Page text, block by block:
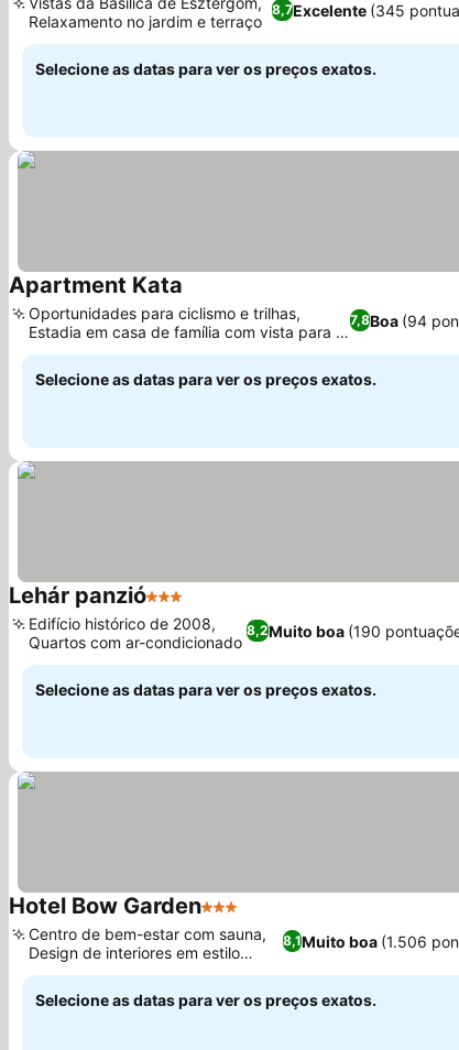
8,7Excelente (345
Relaxamento no jardim e terraço
Selecione as datas para ver os preços exatos.
Apartment Kata
7,8Boa (94
Oportunidades para ciclismo e trilhas,
Estadia em casa de família com vista para o
jardim
Selecione as datas para ver os preços exatos.
Lehár panzió3 Estrelas
8,2Muito boa (190
Edifício histórico de 2008,
Quartos com ar-condicionado
Selecione as datas para ver os preços exatos.
Hotel Bow Garden3 Estrelas
8,1Muito boa (1.506
Centro de bem-estar com sauna,
Design de interiores em estilo
boêmio
Selecione as datas para ver os preços exatos.